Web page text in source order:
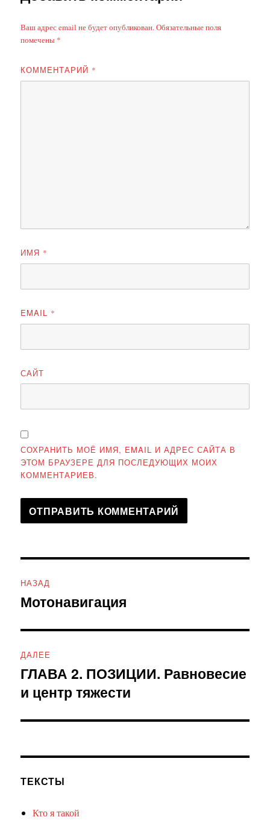
Ваш адрес email не будет опубликован.Обязательные поля
помечены *
КОММЕНТАРИЙ *
ИМЯ *
EMAIL *
САЙТ
СОХРАНИТЬ МОЁ ИМЯ, EMAIL И АДРЕС САЙТА В
ЭТОМ БРАУЗЕРЕ ДЛЯ ПОСЛЕДУЮЩИХ МОИХ
КОММЕНТАРИЕВ.
по
НАЗАД
Предыдущая
Мотонавигация
ДАЛЕЕ
Следующая
запись:
ГЛАВА 2. ПОЗИЦИИ. Равновесие
и центр тяжести
ТЕКСТЫ
Кто я такой